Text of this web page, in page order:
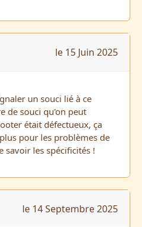
le 15 Juin 2025
un souci lié à ce
de souci qu'on peut
était défectueux, ça
pour les problèmes de
savoir les spécificités !
le 14 Septembre 2025